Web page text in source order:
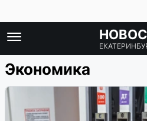
Экономика